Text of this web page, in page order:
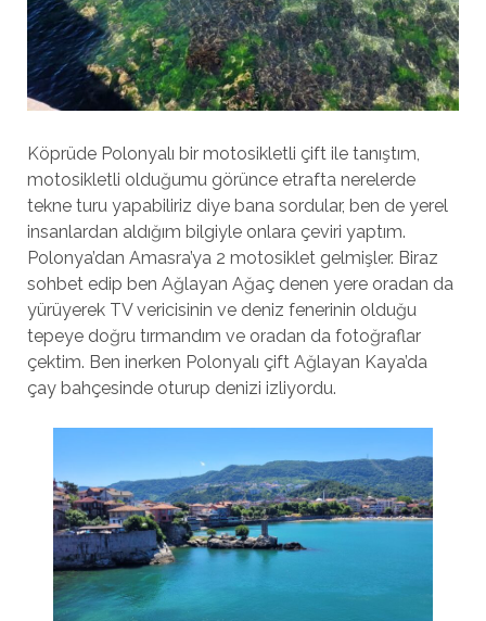
Köprüde Polonyalı bir motosikletli çift ile tanıştım,
motosikletli olduğumu görünce etrafta nerelerde
tekne turu yapabiliriz diye bana sordular, ben de yerel
insanlardan aldığım bilgiyle onlara çeviri yaptım.
Polonya’dan Amasra’ya 2 motosiklet gelmişler. Biraz
sohbet edip ben Ağlayan Ağaç denen yere oradan da
yürüyerek TV vericisinin ve deniz fenerinin olduğu
tepeye doğru tırmandım ve oradan da fotoğraflar
çektim. Ben inerken Polonyalı çift Ağlayan Kaya’da
çay bahçesinde oturup denizi izliyordu.